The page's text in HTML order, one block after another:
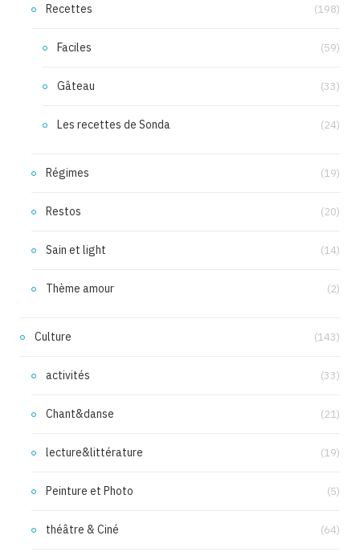
Recettes (198)
Faciles (59)
Gâteau (33)
Les recettes de Sonda (24)
Régimes (19)
Restos (20)
Sain et light (14)
Thème amour (2)
Culture (143)
activités (33)
Chant&danse (21)
lecture&littérature (19)
Peinture et Photo (5)
théâtre & Ciné (64)